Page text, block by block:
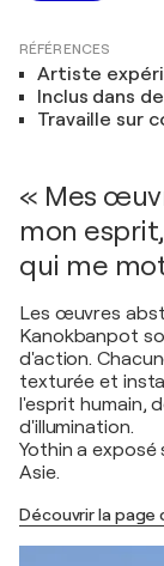
RÉFÉRENCES
Artiste
Inclus dans
Travaille sur
« Mes
mon
qui me
Les œuvres
Kanokbanpot
d'action.
texturée et
l'esprit humain,
d'illumination.
Yothin a
Asie.
Découvrir la page